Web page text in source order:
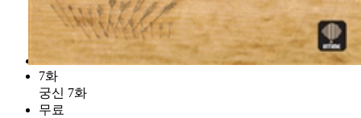
7화
궁신 7화
무료